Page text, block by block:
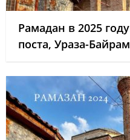
Рамадан в 2025
поста, Ураза-Байрам